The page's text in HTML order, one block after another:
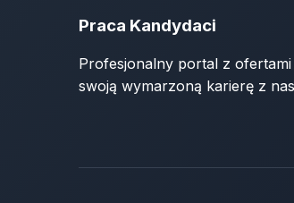
Praca Kandydaci
Profesjonalny portal z ofertami
swoją wymarzoną karierę z